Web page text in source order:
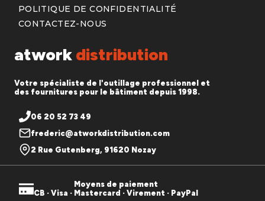
atwork distribution
Votre spécialiste de l'outillage professionnel et
des fournitures pour le bâtiment depuis 1998.
06 20 52 73 49
frederic@atworkdistribution.com
2 Rue Gutenberg, 91620 Nozay
POLITIQUE DE CONFIDENTIALITÉ
CONTACTEZ-NOUS
Moyens de paiement
CB · Visa · Mastercard · Virement · PayPal